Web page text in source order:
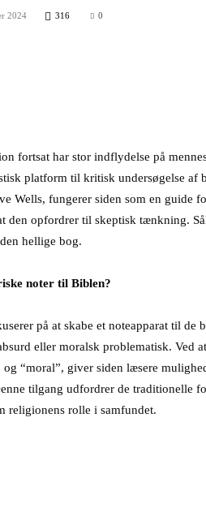
2024 316 0
fortsat har stor indflydelse på
platform til kritisk undersøgelse af
Wells, fungerer siden som en guide
den opfordrer til skeptisk tænkning.
hellige bog.
noter til Biblen?
på at skabe et noteapparat til
eller moralsk problematisk. Ved
og “moral”, giver siden læsere
tilgang udfordrer de traditionelle
religionens rolle i samfundet.